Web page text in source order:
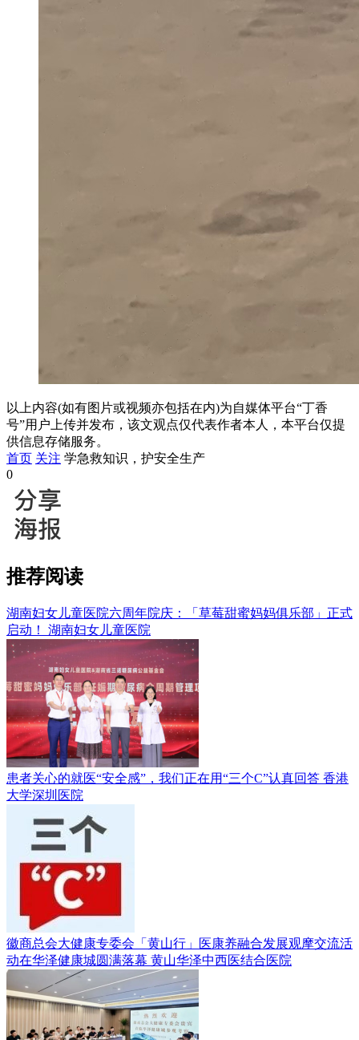
以上内容(如有图片或视频亦包括在内)为自媒体平台“丁香
号”用户上传并发布，该文观点仅代表作者本人，本平台仅提
供信息存储服务。
首页 关注 学急救知识，护安全生产
0
推荐阅读
湖南妇女儿童医院六周年院庆：「草莓甜蜜妈妈俱乐部」正式
启动！ 湖南妇女儿童医院
患者关心的就医“安全感”，我们正在用“三个C”认真回答 香港
大学深圳医院
徽商总会大健康专委会「黄山行」医康养融合发展观摩交流活
动在华泽健康城圆满落幕 黄山华泽中西医结合医院